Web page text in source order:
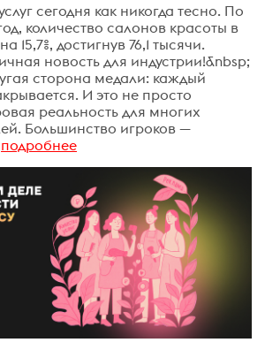
сегодня как никогда тесно. По
количество салонов красоты в
15,7%, достигнув 76,1 тысячи.
новость для индустрии!&nbsp;
сторона медали: каждый
И это не просто
реальность для многих
Большинство игроков —
подробнее